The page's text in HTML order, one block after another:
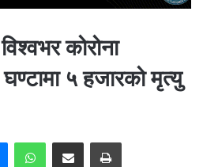
कोरोना
५ हजारको मृत्यु